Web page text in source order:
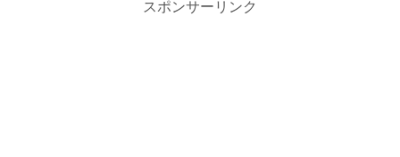
スポンサーリンク